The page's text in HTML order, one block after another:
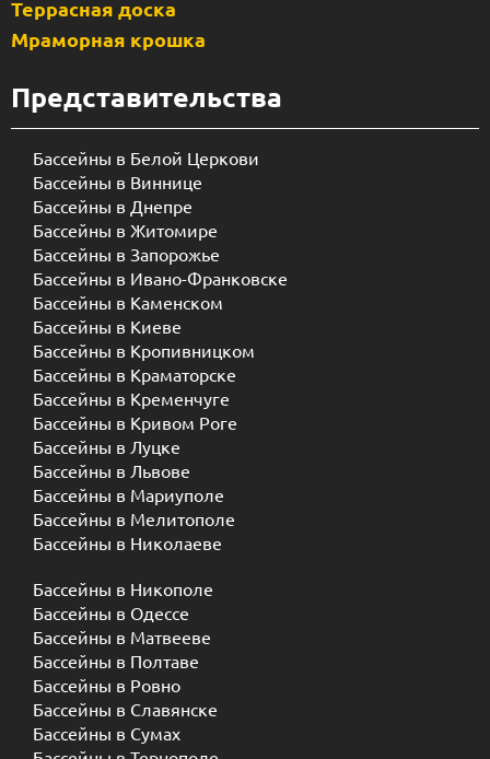
Террасная доска
Мраморная крошка
Представительства
Бассейны в Белой Церкови
Бассейны в Виннице
Бассейны в Днепре
Бассейны в Житомире
Бассейны в Запорожье
Бассейны в Ивано-Франковске
Бассейны в Каменском
Бассейны в Киеве
Бассейны в Кропивницком
Бассейны в Краматорске
Бассейны в Кременчуге
Бассейны в Кривом Роге
Бассейны в Луцке
Бассейны в Львове
Бассейны в Мариуполе
Бассейны в Мелитополе
Бассейны в Николаеве
Бассейны в Никополе
Бассейны в Одессе
Бассейны в Матвееве
Бассейны в Полтаве
Бассейны в Ровно
Бассейны в Славянске
Бассейны в Сумах